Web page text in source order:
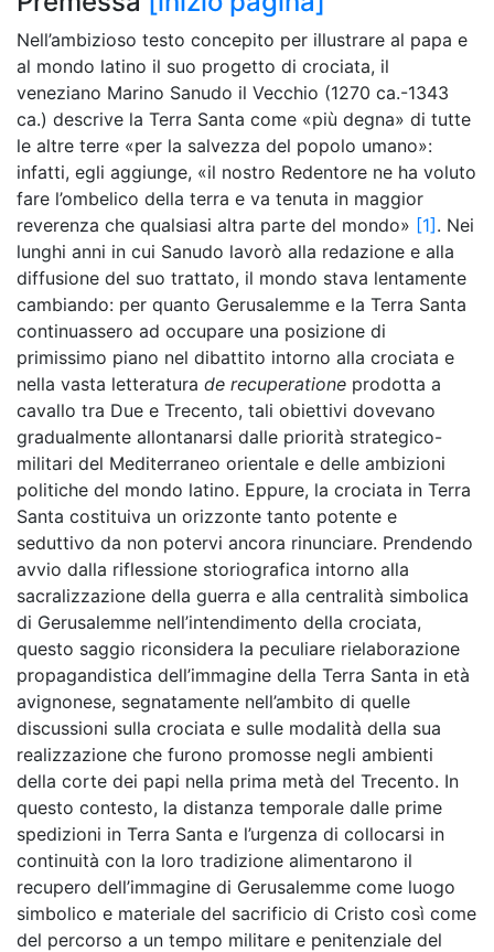
Nell’ambizioso testo concepito per illustrare al papa e
al mondo latino il suo progetto di crociata, il
veneziano Marino Sanudo il Vecchio (1270 ca.-1343
ca.) descrive la Terra Santa come «più degna» di tutte
le altre terre «per la salvezza del popolo umano»:
infatti, egli aggiunge, «il nostro Redentore ne ha voluto
fare l’ombelico della terra e va tenuta in maggior
reverenza che qualsiasi altra parte del mondo» [1]. Nei
lunghi anni in cui Sanudo lavorò alla redazione e alla
diffusione del suo trattato, il mondo stava lentamente
cambiando: per quanto Gerusalemme e la Terra Santa
continuassero ad occupare una posizione di
primissimo piano nel dibattito intorno alla crociata e
nella vasta letteratura de recuperatione prodotta a
cavallo tra Due e Trecento, tali obiettivi dovevano
gradualmente allontanarsi dalle priorità strategico-
militari del Mediterraneo orientale e delle ambizioni
politiche del mondo latino. Eppure, la crociata in Terra
Santa costituiva un orizzonte tanto potente e
seduttivo da non potervi ancora rinunciare. Prendendo
avvio dalla riflessione storiografica intorno alla
sacralizzazione della guerra e alla centralità simbolica
di Gerusalemme nell’intendimento della crociata,
questo saggio riconsidera la peculiare rielaborazione
propagandistica dell’immagine della Terra Santa in età
avignonese, segnatamente nell’ambito di quelle
discussioni sulla crociata e sulle modalità della sua
realizzazione che furono promosse negli ambienti
della corte dei papi nella prima metà del Trecento. In
questo contesto, la distanza temporale dalle prime
spedizioni in Terra Santa e l’urgenza di collocarsi in
continuità con la loro tradizione alimentarono il
recupero dell’immagine di Gerusalemme come luogo
simbolico e materiale del sacrificio di Cristo così come
del percorso a un tempo militare e penitenziale del